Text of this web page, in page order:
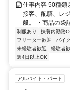
仕事内容 50種類
接客、配膳、レ
般。 ・商品の袋
制服あり 扶養内勤務
フリーター歓迎
バイ
未経験者歓迎
経験者
週4日以上OK
アルバイト・パート